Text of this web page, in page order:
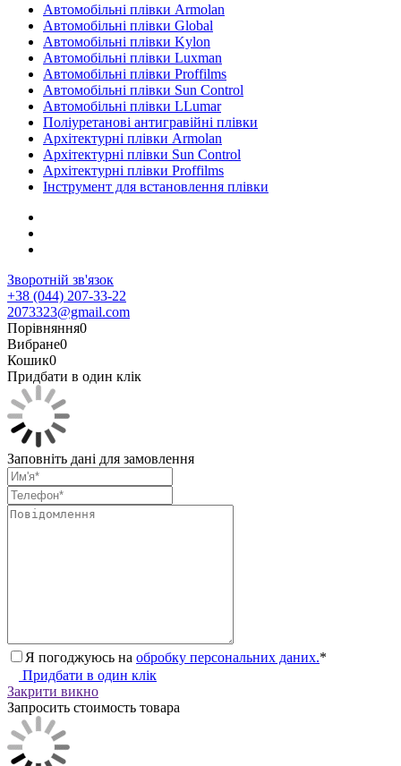
Автомобільні плівки Armolan
Автомобільні плівки Global
Автомобільні плівки Kylon
Автомобільні плівки Luxman
Автомобільні плівки Proffilms
Автомобільні плівки Sun Control
Автомобільні плівки LLumar
Поліуретанові антигравійні плівки
Архітектурні плівки Armolan
Архітектурні плівки Sun Control
Архітектурні плівки Proffilms
Інструмент для встановлення плівки
Зворотній зв'язок
+38 (044) 207-33-22
2073323@gmail.com
Порівняння0
Вибране0
Кошик0
Придбати в один клік
Заповніть дані для замовлення
Я погоджуюсь на обробку персональних даних.*
Придбати в один клік
Закрити викно
Запросить стоимость товара